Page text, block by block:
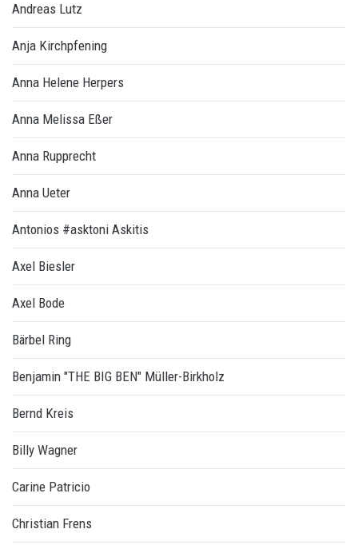
Andreas Lutz
Anja Kirchpfening
Anna Helene Herpers
Anna Melissa Eßer
Anna Rupprecht
Anna Ueter
Antonios #asktoni Askitis
Axel Biesler
Axel Bode
Bärbel Ring
Benjamin "THE BIG BEN" Müller-Birkholz
Bernd Kreis
Billy Wagner
Carine Patricio
Christian Frens